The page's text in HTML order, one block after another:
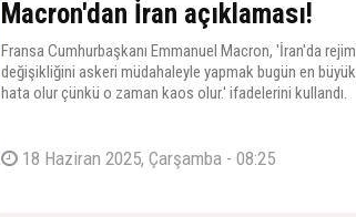
Macron'dan İran açıklaması!
Fransa Cumhurbaşkanı Emmanuel Macron, 'İran'da rejim
değişikliğini askeri müdahaleyle yapmak bugün en büyük
hata olur çünkü o zaman kaos olur.' ifadelerini kullandı.
18 Haziran 2025, Çarşamba - 08:25